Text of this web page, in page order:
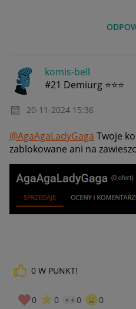
komis-bell
#21 Demiurg ⭐⭐⭐
‎20-11-2024 15:36
@AgaAgaLadyGaga Twoje
zablokowane ani na
0 W PUNKT!
0 0 0 0